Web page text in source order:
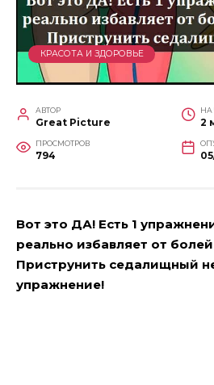
КРАСОТА И ЗДОРОВЬЕ
АВТОР
Great Picture
НА
2
ПРОСМОТРОВ
794
Вот это ДА! Есть 1
реально избавляет от
Приструнить седалищный
упражнение!